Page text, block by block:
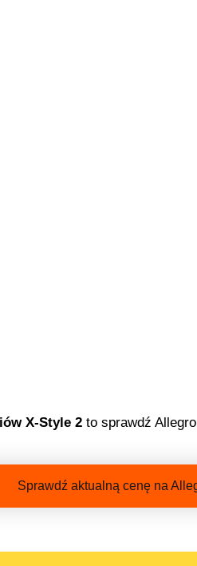
X-Style 2 to sprawdź
Sprawdź aktualną cenę na